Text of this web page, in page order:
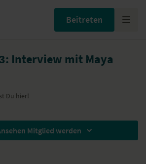
Beitreten
Interview mit Maya
Du hier!
Mitglied werden